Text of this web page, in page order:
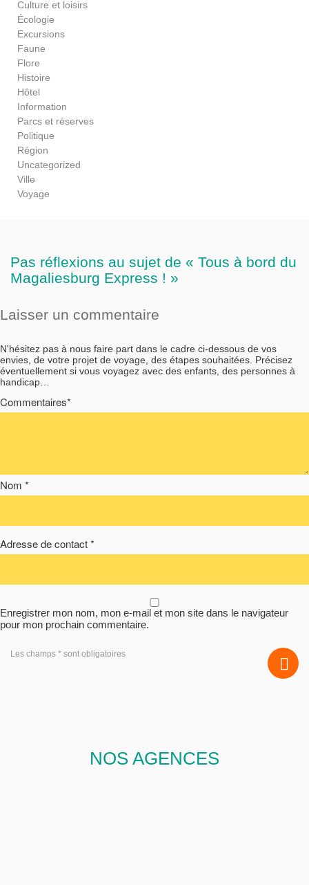
Culture et loisirs
Écologie
Excursions
Faune
Flore
Histoire
Hôtel
Information
Parcs et réserves
Politique
Région
Uncategorized
Ville
Voyage
Pas réflexions au sujet de « Tous à bord du
Magaliesburg Express ! »
Laisser un commentaire
N'hésitez pas à nous faire part dans le cadre ci-dessous de vos
envies, de votre projet de voyage, des étapes souhaitées. Précisez
éventuellement si vous voyagez avec des enfants, des personnes à
handicap…
Commentaires*
Nom *
Adresse de contact *
Enregistrer mon nom, mon e-mail et mon site dans le navigateur
pour mon prochain commentaire.
Les champs * sont obligatoires
NOS AGENCES